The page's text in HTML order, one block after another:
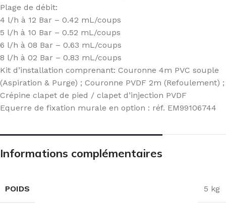
Plage de débit:
4 l/h à 12 Bar – 0.42 mL/coups
5 l/h à 10 Bar – 0.52 mL/coups
6 l/h à 08 Bar – 0.63 mL/coups
8 l/h à 02 Bar – 0.83 mL/coups
Kit d’installation comprenant: Couronne 4m PVC souple
(Aspiration & Purge) ; Couronne PVDF 2m (Refoulement) ;
Crépine clapet de pied / clapet d’injection PVDF
Equerre de fixation murale en option : réf. EM99106744
Informations complémentaires
POIDS 5 kg